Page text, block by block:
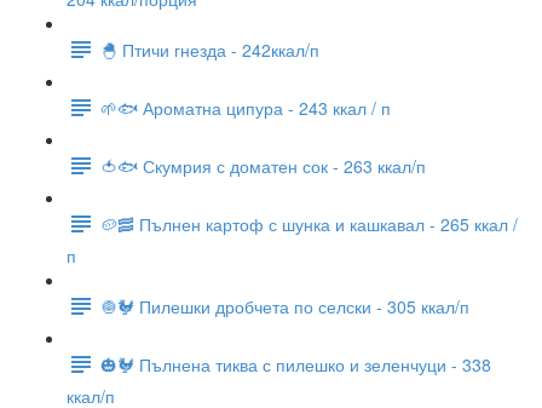
🐣 Птичи гнезда - 242ккал/п
🌱🐟 Ароматна ципура - 243 ккал / п
🍅🐟 Скумрия с доматен сок - 263 ккал/п
🥔🥓 Пълнен картоф с шунка и кашкавал - 265 ккал /
п
🧅🐓 Пилешки дробчета по селски - 305 ккал/п
🎃🐓 Пълнена тиква с пилешко и зеленчуци - 338
ккал/п